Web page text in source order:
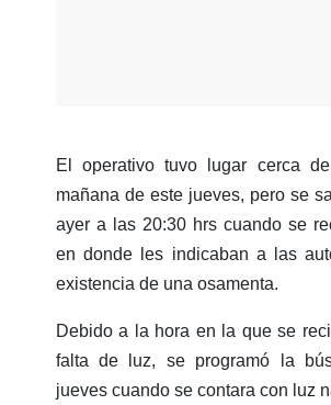
El operativo tuvo lugar cerca
mañana de este jueves, pero se
ayer a las 20:30 hrs cuando se
en donde les indicaban a las
existencia de una osamenta.
Debido a la hora en la que se
falta de luz, se programó la
jueves cuando se contara con luz